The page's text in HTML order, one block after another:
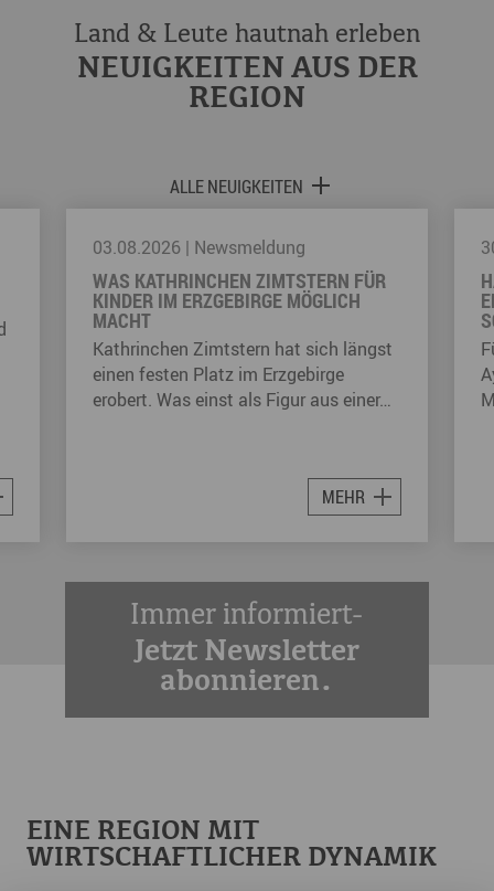
Land & Leute hautnah erleben
NEUIGKEITEN AUS DER
REGION
ALLE NEUIGKEITEN
03.08.2026 | Newsmeldung
WAS KATHRINCHEN ZIMTSTERN FÜR
KINDER IM ERZGEBIRGE MÖGLICH
MACHT
Kathrinchen Zimtstern hat sich längst
einen festen Platz im Erzgebirge
erobert. Was einst als Figur aus einer…
MEHR
Immer informiert-
Jetzt Newsletter
abonnieren.
EINE REGION MIT
WIRTSCHAFTLICHER DYNAMIK